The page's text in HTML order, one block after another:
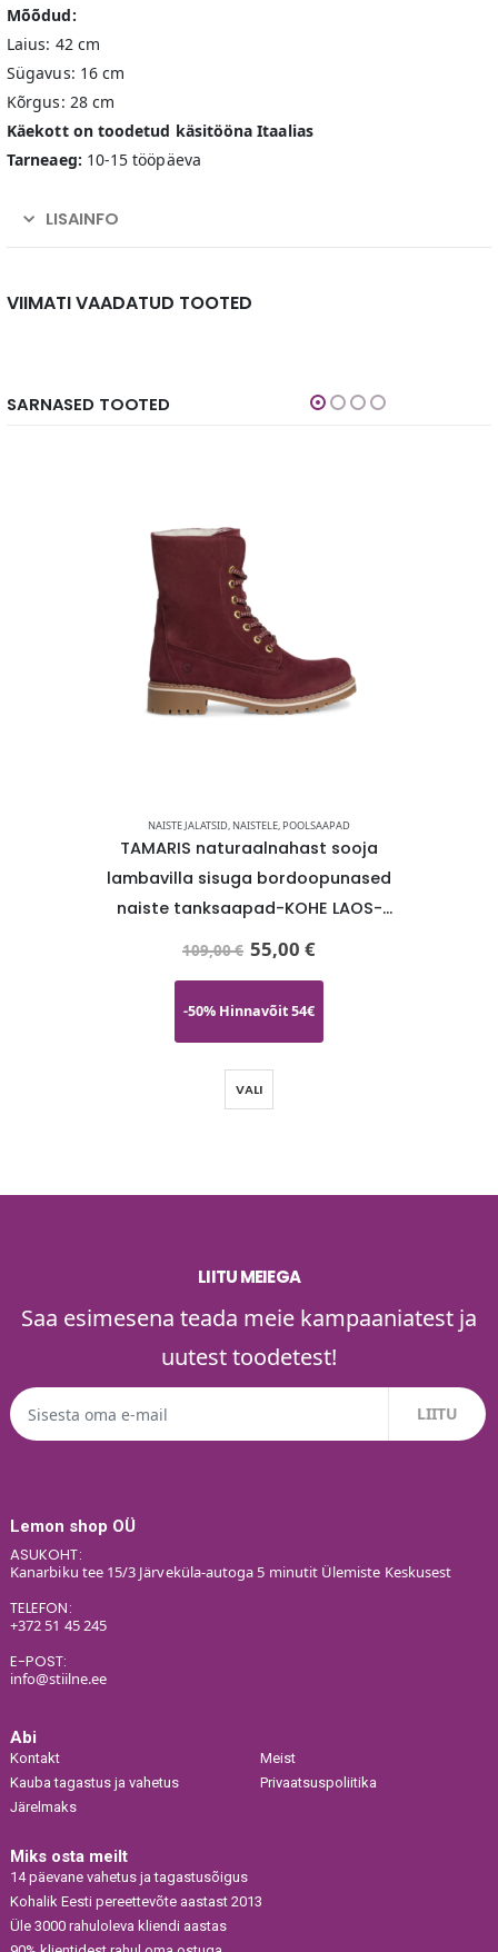
Mõõdud:
Laius: 42 cm
Sügavus: 16 cm
Kõrgus: 28 cm
Käekott on toodetud käsitööna Itaalias
Tarneaeg: 10-15 tööpäeva
LISAINFO
VIIMATI VAADATUD TOOTED
SARNASED TOOTED
NAISTE JALATSID, NAISTELE, POOLSAAPAD
TAMARIS naturaalnahast sooja
lambavilla sisuga bordoopunased
naiste tanksaapad-KOHE LAOS-
SUPER HIND
109,00€ 55,00€
-50% Hinnavõit 54€
VALI
LIITU MEIEGA
Saa esimesena teada meie kampaaniatest ja
uutest toodetest!
Lemon shop OÜ
ASUKOHT:
Kanarbiku tee 15/3 Järveküla-autoga 5 minutit Ülemiste Keskusest
TELEFON:
+372 51 45 245
E-POST:
info@stiilne.ee
Abi
Kontakt
Kauba tagastus ja vahetus
Järelmaks
Meist
Privaatsuspoliitika
Miks osta meilt
14 päevane vahetus ja tagastusõigus
Kohalik Eesti pereettevõte aastast 2013
Üle 3000 rahuloleva kliendi aastas